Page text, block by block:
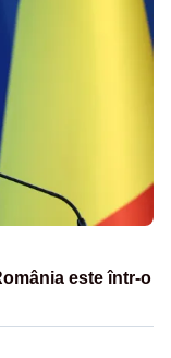
este într-o